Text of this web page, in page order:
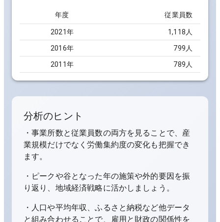
年度 従業員数
2021年 1,118人
2016年 799人
2011年 789人
分析のヒント
・事業所数と従業員数の両方を見ることで、産
業規模だけでなく労働集約度の変化も把握でき
ます。
・ピークや谷となった年の施策や外的要因を振
り返り、地域経済戦略に活かしましょう。
・人口や平均年収、ふるさと納税など他データ
と組み合わせることで、雇用と財政の関係性を